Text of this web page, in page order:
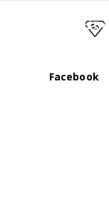
TOMÁŠ
Facebook